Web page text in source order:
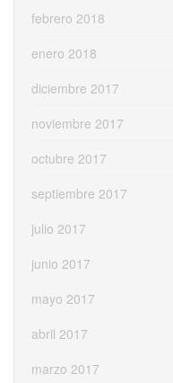
febrero 2018
enero 2018
diciembre 2017
noviembre 2017
octubre 2017
septiembre 2017
julio 2017
junio 2017
mayo 2017
abril 2017
marzo 2017